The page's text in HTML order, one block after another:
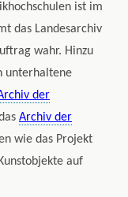
ist im
das Landesarchiv
wahr. Hinzu
unterhaltene
der
Archiv der
wie das Projekt
auf